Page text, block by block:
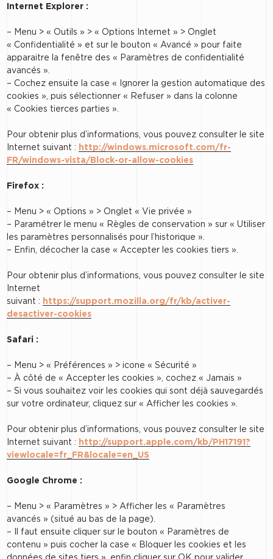
Internet Explorer :
– Menu > « Outils » > « Options Internet » > Onglet
« Confidentialité » et sur le bouton « Avancé » pour faite
apparaitre la fenêtre des « Paramètres de confidentialité
avancés ».
– Cochez ensuite la case « Ignorer la gestion automatique des
cookies », puis sélectionner « Refuser » dans la colonne
« Cookies tierces parties ».
Pour obtenir plus d’informations, vous pouvez consulter le site
Internet suivant : http://windows.microsoft.com/fr-
FR/windows-vista/Block-or-allow-cookies
Firefox :
– Menu > « Options » > Onglet « Vie privée »
– Paramétrer le menu « Règles de conservation » sur « Utiliser
les paramètres personnalisés pour l’historique ».
– Enfin, décocher la case « Accepter les cookies tiers ».
Pour obtenir plus d’informations, vous pouvez consulter le site
Internet
suivant : https://support.mozilla.org/fr/kb/activer-
desactiver-cookies
Safari :
– Menu > « Préférences » > icone « Sécurité »
– À côté de « Accepter les cookies », cochez « Jamais »
– Si vous souhaitez voir les cookies qui sont déjà sauvegardés
sur votre ordinateur, cliquez sur « Afficher les cookies ».
Pour obtenir plus d’informations, vous pouvez consulter le site
Internet suivant : http://support.apple.com/kb/PH17191?
viewlocale=fr_FR&locale=en_US
Google Chrome :
– Menu > « Paramètres » > Afficher les « Paramètres
avancés » (situé au bas de la page).
– Il faut ensuite cliquer sur le bouton « Paramètres de
contenu » puis cocher la case « Bloquer les cookies et les